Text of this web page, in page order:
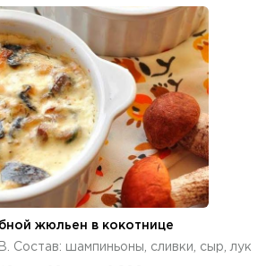
жюльен в кокотнице
шампиньоны, сливки, сыр, лук